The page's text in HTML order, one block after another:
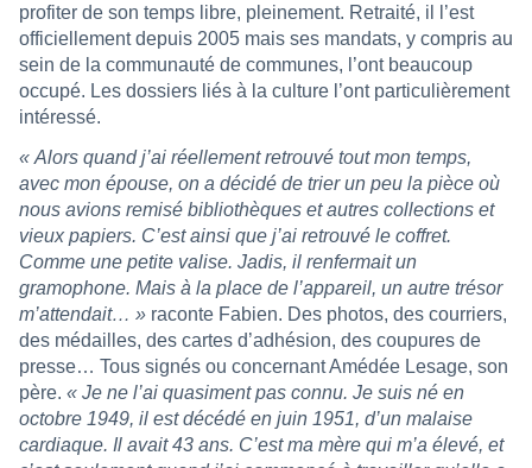
profiter de son temps libre, pleinement. Retraité, il l’est
officiellement depuis 2005 mais ses mandats, y compris au
sein de la communauté de communes, l’ont beaucoup
occupé. Les dossiers liés à la culture l’ont particulièrement
intéressé.
« Alors quand j’ai réellement retrouvé tout mon temps,
avec mon épouse, on a décidé de trier un peu la pièce où
nous avions remisé bibliothèques et autres collections et
vieux papiers. C’est ainsi que j’ai retrouvé le coffret.
Comme une petite valise. Jadis, il renfermait un
gramophone. Mais à la place de l’appareil, un autre trésor
m’attendait… » raconte Fabien. Des photos, des courriers,
des médailles, des cartes d’adhésion, des coupures de
presse… Tous signés ou concernant Amédée Lesage, son
père. « Je ne l’ai quasiment pas connu. Je suis né en
octobre 1949, il est décédé en juin 1951, d’un malaise
cardiaque. Il avait 43 ans. C’est ma mère qui m’a élevé, et